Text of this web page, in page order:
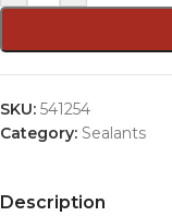
SKU: 541254
Category: Sealants
Description